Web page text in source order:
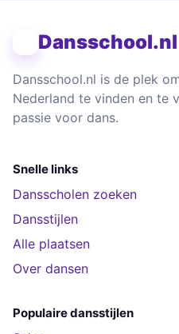
Dansschool.nl
Dansschool.nl is de plek
Nederland te vinden en te
passie voor dans.
Snelle links
Dansscholen zoeken
Dansstijlen
Alle plaatsen
Over dansen
Populaire dansstijlen